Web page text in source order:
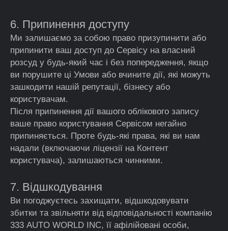
6. Припинення доступу
Ми залишаємо за собою право призупинити або
припинити ваш доступ до Сервісу на власний
розсуд у будь-який час і без попередження, якщо
ви порушите ці Умови або вчините дії, які можуть
зашкодити нашій репутації, бізнесу або
користувачам.
Після припинення дії вашого облікового запису
ваше право користування Сервісом негайно
припиняється. Проте будь-які права, які ви нам
надали (включаючи ліцензії на Контент
користувача), залишаються чинними.
7. Відшкодування
Ви погоджуєтесь захищати, відшкодовувати
збитки та звільняти від відповідальності компанію
333 AUTO WORLD INC, її афілійовані особи,